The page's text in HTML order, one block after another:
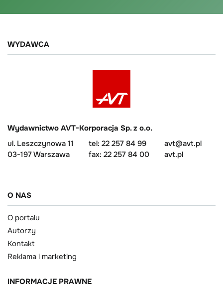
WYDAWCA
Wydawnictwo AVT-Korporacja Sp. z o.o.
ul. Leszczynowa 11
03-197 Warszawa
tel: 22 257 84 99
fax: 22 257 84 00
avt@avt.pl
avt.pl
O NAS
O portalu
Autorzy
Kontakt
Reklama i marketing
INFORMACJE PRAWNE